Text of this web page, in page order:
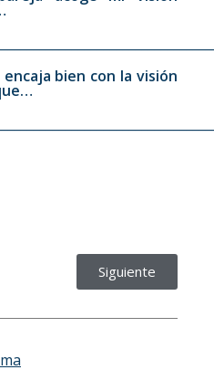
bien con la visión
Siguiente